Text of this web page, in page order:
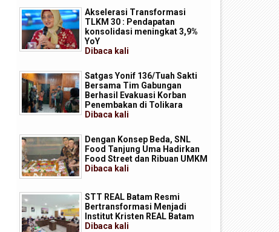
Akselerasi Transformasi
TLKM 30 : Pendapatan
konsolidasi meningkat 3,9%
YoY
Dibaca kali
Satgas Yonif 136/Tuah Sakti
Bersama Tim Gabungan
Berhasil Evakuasi Korban
Penembakan di Tolikara
Dibaca kali
Dengan Konsep Beda, SNL
Food Tanjung Uma Hadirkan
Food Street dan Ribuan UMKM
Dibaca kali
STT REAL Batam Resmi
Bertransformasi Menjadi
Institut Kristen REAL Batam
Dibaca kali